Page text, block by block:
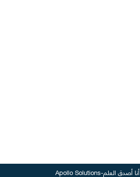
أنا أصدق العلم-
Apollo Solutions